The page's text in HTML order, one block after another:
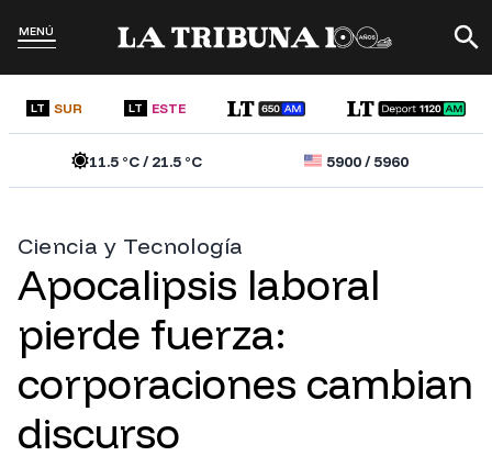
MENÚ
LT SUR LT ESTE
11.5°C /21.5°C 5900/5960
Ciencia y Tecnología
Apocalipsis laboral
pierde fuerza:
corporaciones cambian
discurso